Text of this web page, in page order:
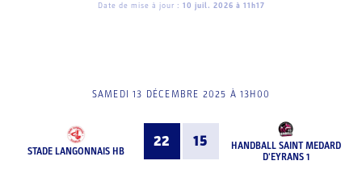
Date de mise à jour : 10 juil. 2026 à 11h17
SAMEDI 13 DÉCEMBRE 2025 À 13H00
STADE LANGONNAIS HB
22 15
HANDBALL SAINT MEDARD
D'EYRANS 1